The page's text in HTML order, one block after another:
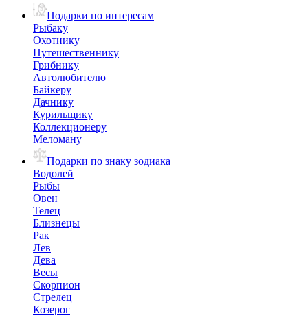
Подарки по интересам
Рыбаку
Охотнику
Путешественнику
Грибнику
Автолюбителю
Байкеру
Дачнику
Курильщику
Коллекционеру
Меломану
Подарки по знаку зодиака
Водолей
Рыбы
Овен
Телец
Близнецы
Рак
Лев
Дева
Весы
Скорпион
Стрелец
Козерог